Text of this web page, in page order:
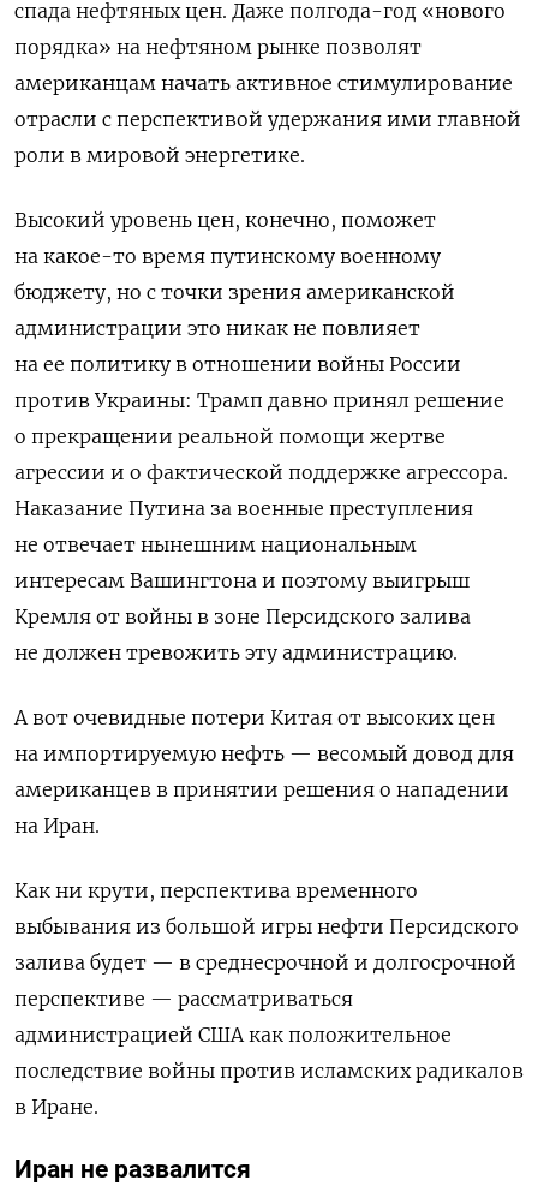
спада нефтяных цен. Даже полгода-год «нового
порядка» на нефтяном рынке позволят
американцам начать активное стимулирование
отрасли с перспективой удержания ими главной
роли в мировой энергетике.
Высокий уровень цен, конечно, поможет
на какое-то время путинскому военному
бюджету, но с точки зрения американской
администрации это никак не повлияет
на ее политику в отношении войны России
против Украины: Трамп давно принял решение
о прекращении реальной помощи жертве
агрессии и о фактической поддержке агрессора.
Наказание Путина за военные преступления
не отвечает нынешним национальным
интересам Вашингтона и поэтому выигрыш
Кремля от войны в зоне Персидского залива
не должен тревожить эту администрацию.
А вот очевидные потери Китая от высоких цен
на импортируемую нефть — весомый довод для
американцев в принятии решения о нападении
на Иран.
Как ни крути, перспектива временного
выбывания из большой игры нефти Персидского
залива будет — в среднесрочной и долгосрочной
перспективе — рассматриваться
администрацией США как положительное
последствие войны против исламских радикалов
в Иране.
Иран не развалится